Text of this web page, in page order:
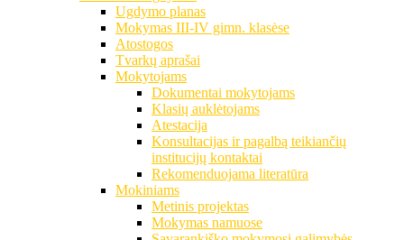
Ugdymo planas
Mokymas III-IV gimn. klasėse
Atostogos
Tvarkų aprašai
Mokytojams
Dokumentai mokytojams
Klasių auklėtojams
Atestacija
Konsultacijas ir pagalbą teikiančių
institucijų kontaktai
Rekomenduojama literatūra
Mokiniams
Metinis projektas
Mokymas namuose